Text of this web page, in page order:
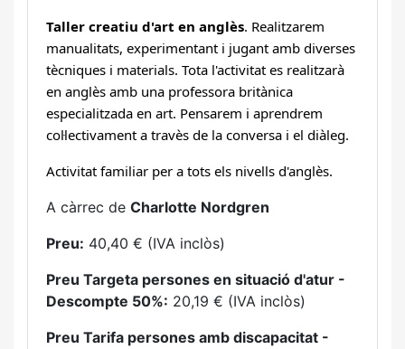
Taller creatiu d'art en anglès. Realitzarem
manualitats, experimentant i jugant amb diverses
tècniques i materials. Tota l'activitat es realitzarà
en anglès amb una professora britànica
especialitzada en art. Pensarem i aprendrem
col·lectivament a travès de la conversa i el diàleg.
Activitat familiar per a tots els nivells d'anglès.
A càrrec de Charlotte Nordgren
Preu: 40,40 € (IVA inclòs)
Preu Targeta persones en situació d'atur -
Descompte 50%: 20,19 € (IVA inclòs)
Preu Tarifa persones amb discapacitat -